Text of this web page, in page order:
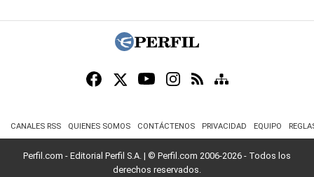
CANALES RSS QUIENES SOMOS CONTÁCTENOS PRIVACIDAD EQUIPO
Perfil.com - Editorial Perfil S.A. | © Perfil.com 2006-2026 - Todos los
derechos reservados.